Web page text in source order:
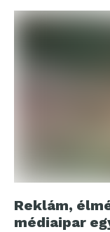
Reklám,
médiaipar